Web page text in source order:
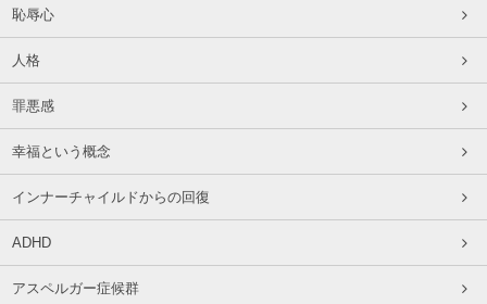
恥辱心
人格
罪悪感
幸福という概念
インナーチャイルドからの回復
ADHD
アスペルガー症候群